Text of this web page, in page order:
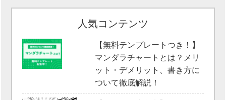
人気コンテンツ
【無料テンプレートつき！】
マンダラチャートとは？メリ
ット・デメリット、書き方に
ついて徹底解説！